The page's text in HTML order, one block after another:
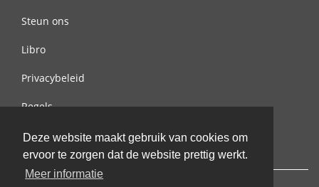
Deze website maakt gebruik van cookies om
ervoor te zorgen dat de website prettig werkt.
Meer informatie
Steun ons
Libro
Privacybeleid
Regels
Contact met ons opnemen